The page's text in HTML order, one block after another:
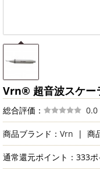
Vrn® 超音波スケー
総合評価： 0.0
商品ブランド： Vrn | 商
通常還元ポイント：333ポ